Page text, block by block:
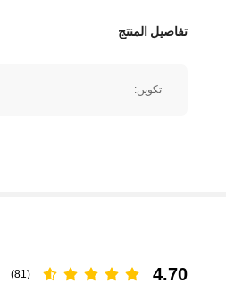
تفاصيل المنتج
تكوين:
4.70
(81)